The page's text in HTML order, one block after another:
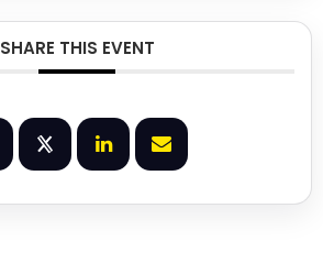
SHARE THIS EVENT